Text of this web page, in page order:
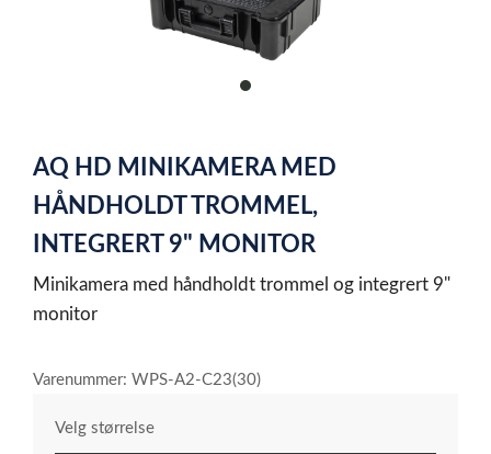
item
of
1
AQ HD MINIKAMERA MED
HÅNDHOLDT TROMMEL,
INTEGRERT 9" MONITOR
Minikamera med håndholdt trommel og integrert 9"
monitor
Varenummer: WPS-A2-C23(30)
Velg størrelse